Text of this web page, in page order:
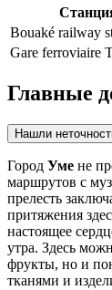
Bouaké railway
Gare ferroviaire
Главные
Нашли
Город Уме не
маршрутов с
прелесть
притяжения
настоящее
утра. Здесь
фрукты, но и
тканями и